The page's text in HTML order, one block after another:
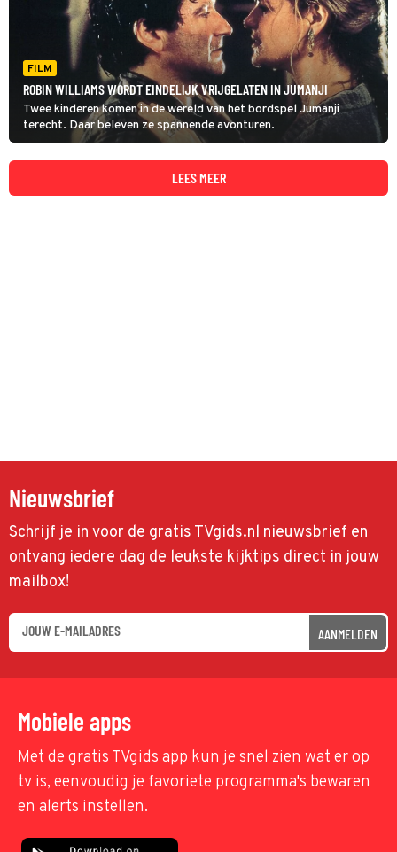
FILM
ROBIN WILLIAMS WORDT EINDELIJK VRIJGELATEN IN JUMANJI
Twee kinderen komen in de wereld van het bordspel Jumanji
terecht. Daar beleven ze spannende avonturen.
LEES MEER
Nieuwsbrief
Schrijf je in voor de gratis TVgids.nl nieuwsbrief en
ontvang iedere dag de leukste kijktips direct in jouw
mailbox!
AANMELDEN
Mobiele apps
Met de gratis TVgids app kun je snel zien wat er op
tv is, eenvoudig je favoriete programma's bewaren
en alerts instellen.